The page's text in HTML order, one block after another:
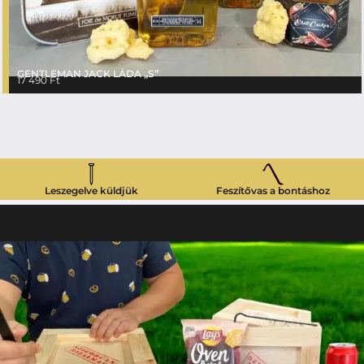
GENTLEMAN JACK LÁDA „S”
17 490Ft
Leszegelve küldjük Feszítővas a bontáshoz